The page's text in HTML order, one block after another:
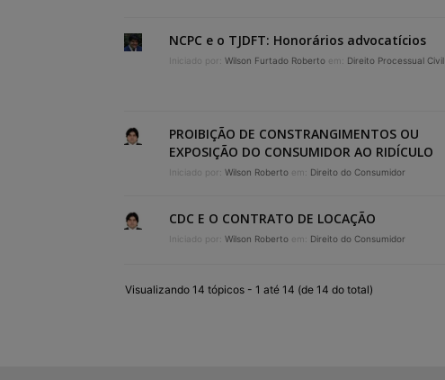
NCPC e o TJDFT: Honorários advocatícios
Iniciado por: Wilson Furtado Roberto em: Direito Processual Civil
PROIBIÇÃO DE CONSTRANGIMENTOS OU
EXPOSIÇÃO DO CONSUMIDOR AO RIDÍCULO
Iniciado por: Wilson Roberto em: Direito do Consumidor
CDC E O CONTRATO DE LOCAÇÃO
Iniciado por: Wilson Roberto em: Direito do Consumidor
Visualizando 14 tópicos - 1 até 14 (de 14 do total)